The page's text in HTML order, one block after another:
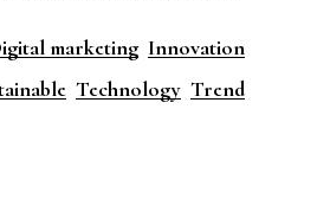
marketing Innovation
Technology Trend